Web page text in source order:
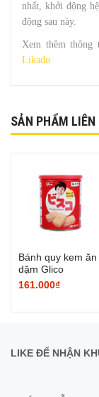
nhất, khởi động
động sau này.
Xem thêm thông
Likado
SẢN PHẨM LIÊN
Bánh quy kem ăn
dặm Glico
161.000₫
LIKE ĐỂ NHẬN